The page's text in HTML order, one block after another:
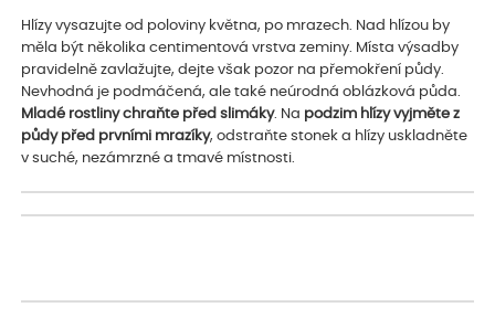
Hlízy vysazujte od poloviny května, po mrazech. Nad hlízou by
měla být několika centimentová vrstva zeminy. Místa výsadby
pravidelně zavlažujte, dejte však pozor na přemokření půdy.
Nevhodná je podmáčená, ale také neúrodná oblázková půda.
Mladé rostliny chraňte před slimáky. Na podzim hlízy vyjměte z
půdy před prvními mrazíky, odstraňte stonek a hlízy uskladněte
v suché, nezámrzné a tmavé místnosti.